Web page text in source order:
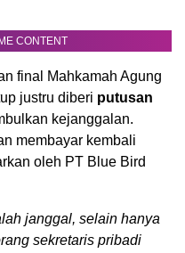
CONTENT
final Mahkamah Agung
justru diberi putusan
kejanggalan.
membayar kembali
oleh PT Blue Bird
janggal, selain hanya
sekretaris pribadi